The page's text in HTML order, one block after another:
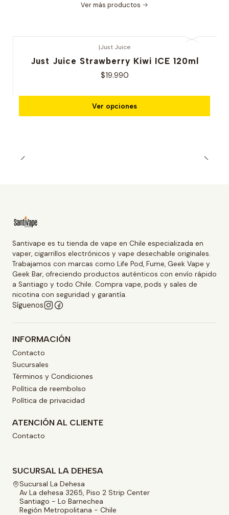
Ver más productos
|Just Juice
Just Juice Strawberry Kiwi ICE 120ml
$19.990
Ver opciones
Santivape es tu tienda de vape en Chile especializada en
vaper, cigarrillos electrónicos y vape desechable originales.
Trabajamos con marcas como Life Pod, Fume, Geek Vape y
Geek Bar, ofreciendo productos auténticos con envío rápido
a Santiago y todo Chile. Compra vape, pods y sales de
nicotina con seguridad y garantía.
Síguenos
INFORMACIÓN
Contacto
Sucursales
Términos y Condiciones
Política de reembolso
Política de privacidad
ATENCIÓN AL CLIENTE
Contacto
SUCURSAL LA DEHESA
Sucursal La Dehesa
Av La dehesa 3265, Piso 2 Strip Center
Santiago - Lo Barnechea
Región Metropolitana - Chile